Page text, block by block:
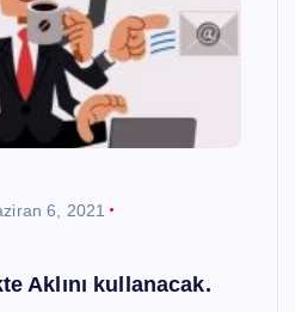
6, 2021
Aklını kullanacak.